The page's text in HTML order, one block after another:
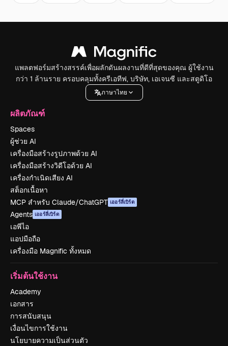
แพลตฟอร์มสร้างสรรค์เพื่อผลักดันผลงานที่ดีที่สุดของคุณ ผู้ใช้งาน
กว่า 1 ล้านราย ครอบคลุมทั้งครีเอทีฟ, บริษัท, เอเจนซี และสตูดิโอ
ภาษาไทย
ผลิตภัณฑ์
Spaces
ผู้ช่วย AI
เครื่องมือสร้างรูปภาพด้วย AI
เครื่องมือสร้างวิดีโอด้วย AI
เครื่องกำเนิดเสียง AI
สต็อกเนื้อหา
MCP สำหรับ Claude/ChatGPT เออร์ลี่เบิร์ด
Agents เออร์ลี่เบิร์ด
เอพีไอ
แอปมือถือ
เครื่องมือ Magnific ทั้งหมด
เริ่มต้นใช้งาน
Academy
เอกสาร
การสนับสนุน
เงื่อนไขการใช้งาน
นโยบายความเป็นส่วนตัว